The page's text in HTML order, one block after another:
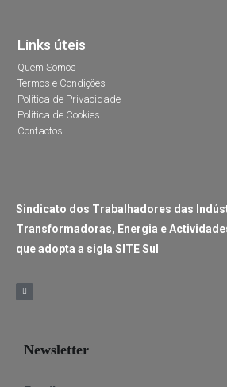
Links úteis
Quem Somos
Termos e Condições
Política de Privacidade
Política de Cookies
Contactos
Sindicato dos Trabalhadores das
Transformadoras, Energia e
que adopta a sigla SITE Sul
Newsletter